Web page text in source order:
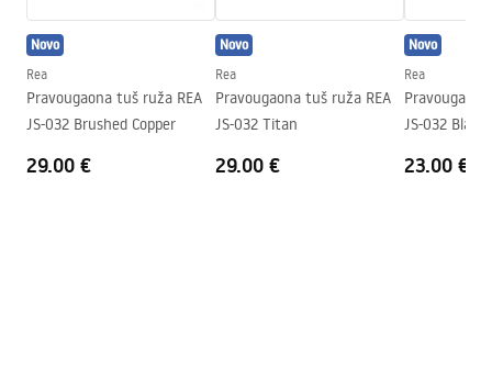
Novo
Rea
Pravougaona tuš ruža REA
JS-032 Brushed Copper
29.00 €
Novo
Rea
Pravougaona tuš ruža REA
JS-032 Titan
29.00 €
Novo
Rea
JS-032 Black
23.00 €